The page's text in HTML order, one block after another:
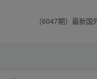
（6047期）最新